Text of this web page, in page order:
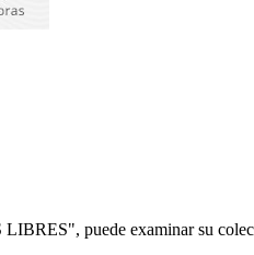
puede examinar su